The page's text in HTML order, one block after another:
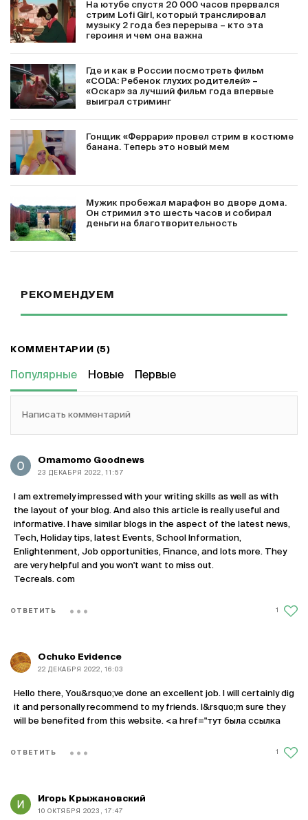
На ютубе спустя 20 000 часов прервался
стрим Lofi Girl, который транслировал
музыку 2 года без перерыва – кто эта
героиня и чем она важна
Где и как в России посмотреть фильм
«CODA: Ребенок глухих родителей» –
«Оскар» за лучший фильм года впервые
выиграл стриминг
Гонщик «Феррари» провел стрим в костюме
банана. Теперь это новый мем
Мужик пробежал марафон во дворе дома.
Он стримил это шесть часов и собирал
деньги на благотворительность
РЕКОМЕНДУЕМ
КОММЕНТАРИИ (5)
Популярные Новые Первые
Написать комментарий
Omamomo Goodnews
23 ДЕКАБРЯ 2022, 11:57
I am extremely impressed with your writing skills as well as with
the layout of your blog. And also this article is really useful and
informative. I have similar blogs in the aspect of the latest news,
Tech, Holiday tips, latest Events, School Information,
Enlightenment, Job opportunities, Finance, and lots more. They
are very helpful and you won't want to miss out.
Tecreals. com
ОТВЕТИТЬ 1
Ochuko Evidence
22 ДЕКАБРЯ 2022, 16:03
Hello there, You&rsquo;ve done an excellent job. I will certainly dig
it and personally recommend to my friends. I&rsquo;m sure they
will be benefited from this website. <a href="тут была ссылка
ОТВЕТИТЬ 1
Игорь Крыжановский
10 ОКТЯБРЯ 2023, 17:47